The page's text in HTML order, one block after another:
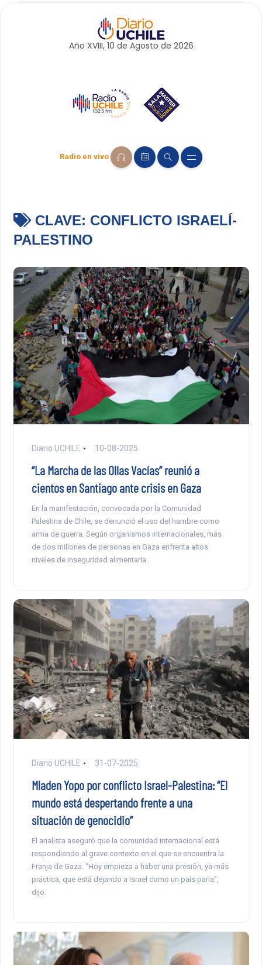
Año XVIII, 10 de Agosto de 2026
Radio en vivo
CLAVE: CONFLICTO ISRAELÍ-
PALESTINO
Diario UCHILE 10-08-2025
“La Marcha de las Ollas Vacías” reunió a
cientos en Santiago ante crisis en Gaza
En la manifestación, convocada por la Comunidad
Palestina de Chile, se denunció el uso del hambre como
arma de guerra. Según organismos internacionales, más
de dos millones de personas en Gaza enfrenta altos
niveles de inseguridad alimentaria.
Diario UCHILE 31-07-2025
Mladen Yopo por conflicto Israel-Palestina: “El
mundo está despertando frente a una
situación de genocidio”
El analista aseguró que la comunidad internacional está
respondiendo al grave contexto en el que se encuentra la
Franja de Gaza. “Hoy empieza a haber una presión, ya más
práctica, que está dejando a Israel como un país paria”,
dijo.